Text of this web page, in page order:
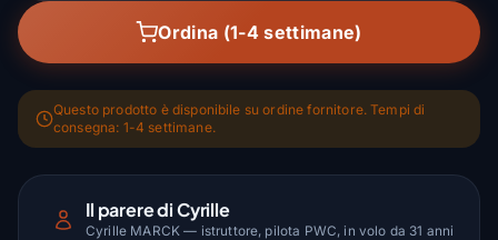
Ordina (1-4 settimane)
Questo prodotto è disponibile su ordine fornitore. Tempi di
consegna: 1-4 settimane.
Il parere di Cyrille
Cyrille MARCK — istruttore, pilota PWC, in volo da 31 anni